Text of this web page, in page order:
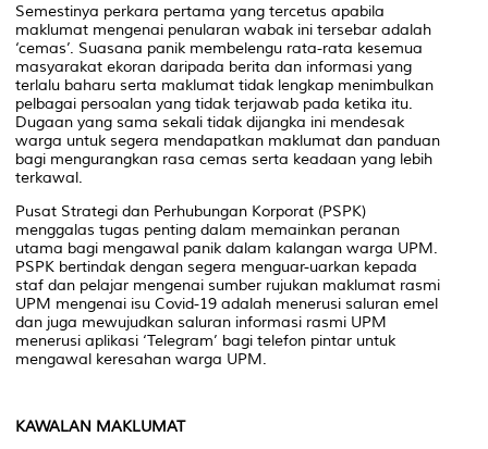
Semestinya perkara pertama yang tercetus apabila
maklumat mengenai penularan wabak ini tersebar adalah
‘cemas’. Suasana panik membelengu rata-rata kesemua
masyarakat ekoran daripada berita dan informasi yang
terlalu baharu serta maklumat tidak lengkap menimbulkan
pelbagai persoalan yang tidak terjawab pada ketika itu.
Dugaan yang sama sekali tidak dijangka ini mendesak
warga untuk segera mendapatkan maklumat dan panduan
bagi mengurangkan rasa cemas serta keadaan yang lebih
terkawal.
Pusat Strategi dan Perhubungan Korporat (PSPK)
menggalas tugas penting dalam memainkan peranan
utama bagi mengawal panik dalam kalangan warga UPM.
PSPK bertindak dengan segera menguar-uarkan kepada
staf dan pelajar mengenai sumber rujukan maklumat rasmi
UPM mengenai isu Covid-19 adalah menerusi saluran emel
dan juga mewujudkan saluran informasi rasmi UPM
menerusi aplikasi ‘Telegram’ bagi telefon pintar untuk
mengawal keresahan warga UPM.
KAWALAN MAKLUMAT